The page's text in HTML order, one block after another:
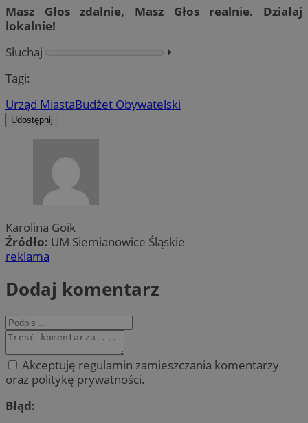
Masz Głos zdalnie, Masz Głos realnie. Działaj
lokalnie!
Słuchaj
⏵︎
Tagi:
Urząd MiastaBudżet Obywatelski
Udostępnij
Karolina Goik
Źródło: UM Siemianowice Śląskie
reklama
Dodaj komentarz
Akceptuję regulamin zamieszczania komentarzy
oraz politykę prywatności.
Błąd: